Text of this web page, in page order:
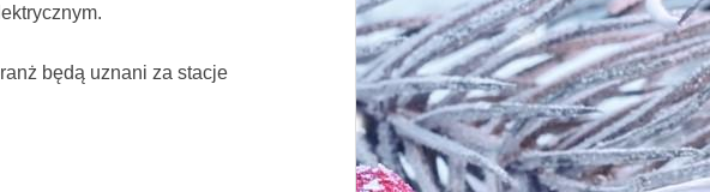
będą uznani za stacje